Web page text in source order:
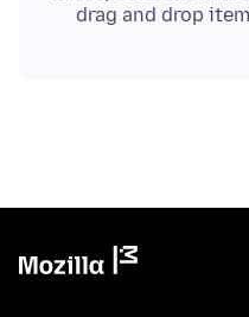
drag and drop